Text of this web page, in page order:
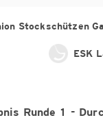
Stockschützen
ESK
Runde 1 -